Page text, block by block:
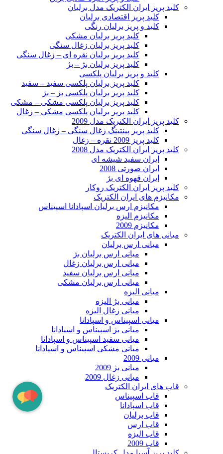
کلید پریز ایران الکتریک مدل برلیان
کلید پریز اقتصادی برلیان
کلید و پریز برلیان رنگی
کلید پریز برلیان مشکی
کلید پریز برلیان زغال سنگی
کلید پریز برلیان نقره ای – زغال سنگی
کلید پریز برلیان بژ – بژ
کلید و پریز برلیان پلکسی
کلید پریز برلیان پلکسی سفید – سفید
کلید پریز برلیان پلکسی بژ – بژ
کلید پریز برلیان پلکسی مشکی – مشکی
کلید پریز برلیان پلکسی مشکی – زغال
کلید پریز ایران الکتریک مدل 2009
کلید پریز پینتینگ زغال سنگی – زغال سنگی
کلید پریز 2009 نقره – زغال
کلید پریز ایران الکتریک مدل 2008
ایران سفید شیشه ای
ایران صورتی 2008
ایران قهوه ای بژ
کلید پریز ایران الکتریک روکار
مکانیزم های ایران الکتریک
مکانیزم ارس برلیان اسپادانا اسپیناس
مکانیزم الیزه
مکانیزم 2009
میانی های ایران الکتریک
میانی ارس برلیان
میانی ارس برلیان بژ
میانی ارس برلیان زغال
میانی ارس برلیان سفید
میانی ارس برلیان مشکی
میانی الیزه
میانی بژ الیزه
میانی زغال الیزه
میانی اسپیناس و اسپادانا
میانی بژ اسپیناس و اسپادانا
میانی سفید اسپیناس و اسپادانا
میانی مشکی اسپیناس و اسپادانا
میانی 2009
میانی بژ 2009
میانی زغال 2009
قاب های ایران الکتریک
قاب اسپیناس
قاب اسپادانا
قاب برلیان
قاب ارس
قاب الیزه
قاب 2009